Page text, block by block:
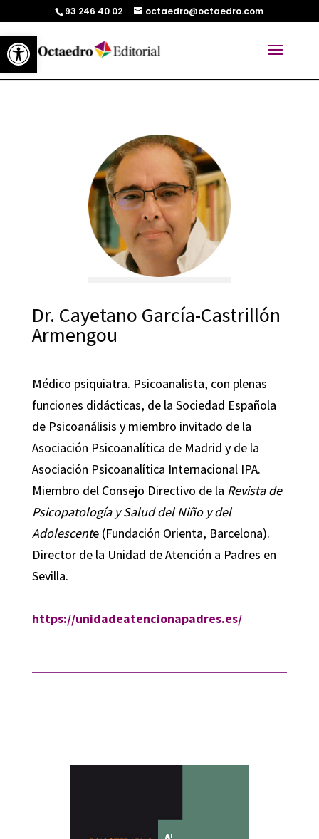
Abrir barra de herramientas
93 246 40 02 octaedro@octaedro.com
Dr. Cayetano García-Castrillón
Armengou
Médico psiquiatra. Psicoanalista, con plenas
funciones didácticas, de la Sociedad Española
de Psicoanálisis y miembro invitado de la
Asociación Psicoanalítica de Madrid y de la
Asociación Psicoanalítica Internacional IPA.
Miembro del Consejo Directivo de la Revista de
Psicopatología y Salud del Niño y del
Adolescente (Fundación Orienta, Barcelona).
Director de la Unidad de Atención a Padres en
Sevilla.
https://unidadeatencionapadres.es/